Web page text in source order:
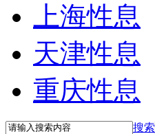
上海性息
天津性息
重庆性息
搜索